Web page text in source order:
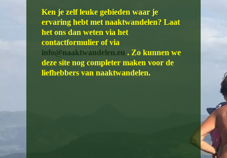
Ken je zelf leuke gebieden waar je
ervaring hebt met naaktwandelen? Laat
het ons dan weten via het
contactformulier of via
info@naaktwandelen.eu . Zo kunnen we
deze site nog completer maken voor de
liefhebbers van naaktwandelen.